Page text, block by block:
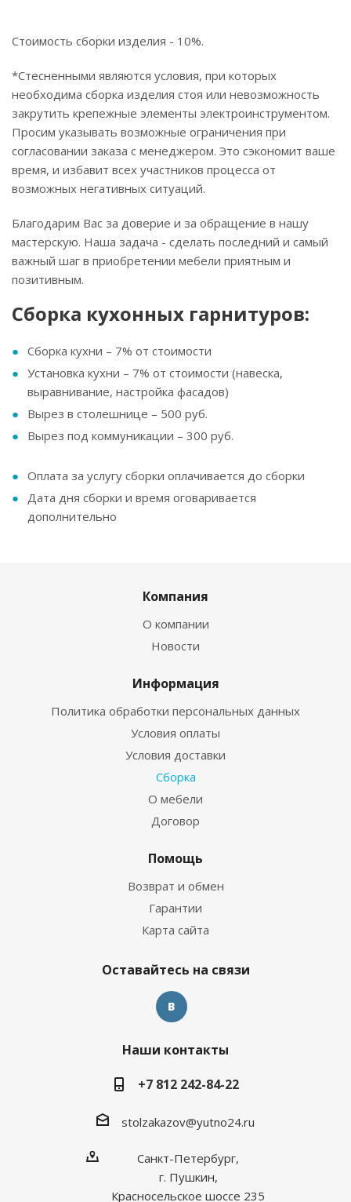
Стоимость сборки изделия - 10%.
*Стесненными являются условия, при которых
необходима сборка изделия стоя или невозможность
закрутить крепежные элементы электроинструментом.
Просим указывать возможные ограничения при
согласовании заказа с менеджером. Это сэкономит ваше
время, и избавит всех участников процесса от
возможных негативных ситуаций.
Благодарим Вас за доверие и за обращение в нашу
мастерскую. Наша задача - сделать последний и самый
важный шаг в приобретении мебели приятным и
позитивным.
Сборка кухонных гарнитуров:
Сборка кухни – 7% от стоимости
Установка кухни – 7% от стоимости (навеска,
выравнивание, настройка фасадов)
Вырез в столешнице – 500 руб.
Вырез под коммуникации – 300 руб.
Оплата за услугу сборки оплачивается до сборки
Дата дня сборки и время оговаривается
дополнительно
Компания
О компании
Новости
Информация
Политика обработки персональных данных
Условия оплаты
Условия доставки
Сборка
О мебели
Договор
Помощь
Возврат и обмен
Гарантии
Карта сайта
Оставайтесь на связи
Наши контакты
+7 812 242-84-22
stolzakazov@yutno24.ru
Санкт-Петербург,
г. Пушкин,
Красносельское шоссе 235